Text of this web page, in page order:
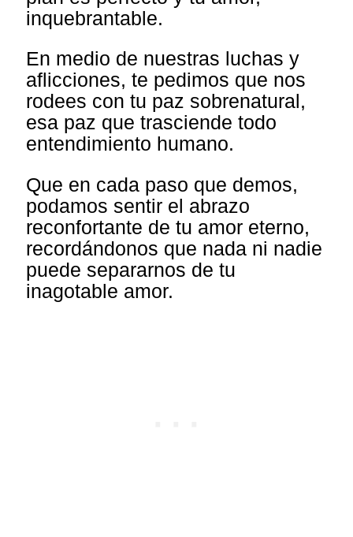
inquebrantable.
En medio de nuestras luchas y
aflicciones, te pedimos que nos
rodees con tu paz sobrenatural,
esa paz que trasciende todo
entendimiento humano.
Que en cada paso que demos,
podamos sentir el abrazo
reconfortante de tu amor eterno,
recordándonos que nada ni nadie
puede separarnos de tu
inagotable amor.